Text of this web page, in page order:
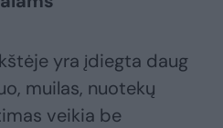
yra įdiegta daug
muilas, nuotekų
veikia be